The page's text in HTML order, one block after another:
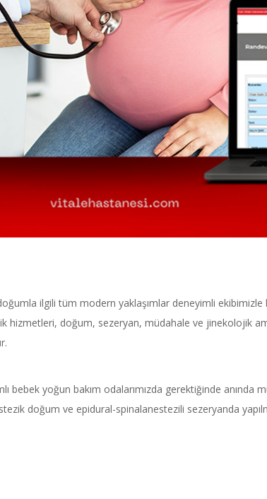
ilgili tüm modern yaklaşımlar deneyimli
hizmetleri, doğum, sezeryan, müdahale ve jinekolojik
bebek yoğun bakım odalarımızda gerektiğinde
doğum ve epidural-spinalanestezili sezeryanda